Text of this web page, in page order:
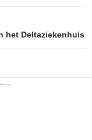
het Deltaziekenhuis